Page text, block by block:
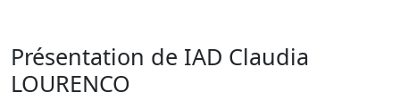
Présentation de IAD Claudia
LOURENCO